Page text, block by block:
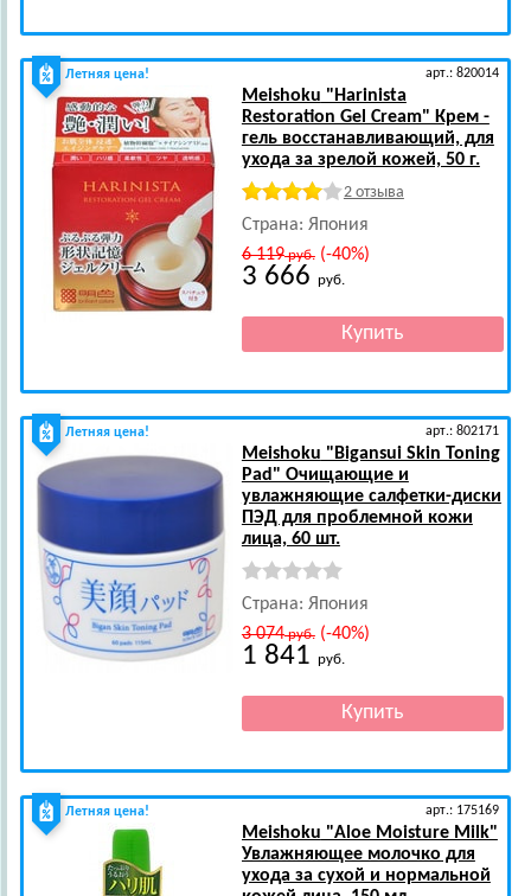
Летняя цена! арт.: 820014
Meishoku "Harinista
Restoration Gel Cream" Крем -
гель восстанавливающий, для
ухода за зрелой кожей, 50 г.
2 отзыва
Страна: Япония
6 119руб.(-40%)
3 666 руб.
Летняя цена! арт.: 802171
Meishoku "Bigansui Skin Toning
Pad" Очищающие и
увлажняющие салфетки-диски
ПЭД для проблемной кожи
лица, 60 шт.
Страна: Япония
3 074руб.(-40%)
1 841 руб.
Летняя цена! арт.: 175169
Meishoku "Aloe Moisture Milk"
Увлажняющее молочко для
ухода за сухой и нормальной